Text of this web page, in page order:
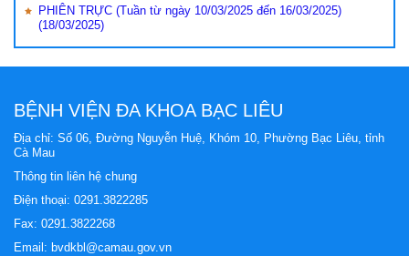
PHIÊN TRỰC (Tuần từ ngày 10/03/2025 đến 16/03/2025)
(18/03/2025)
BỆNH VIỆN ĐA KHOA BẠC LIÊU
Địa chỉ: Số 06, Đường Nguyễn Huệ, Khóm 10, Phường Bạc Liêu, tỉnh
Cà Mau
Thông tin liên hệ chung
Điện thoại: 0291.3822285
Fax: 0291.3822268
Email: bvdkbl@camau.gov.vn